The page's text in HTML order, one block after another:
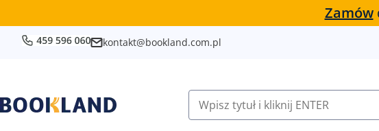
Zamów
kontakt@bookland.com.pl